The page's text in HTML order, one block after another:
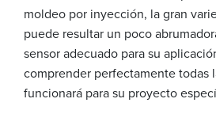
moldeo por inyección, la gran
puede resultar un poco
sensor adecuado para su
comprender perfectamente todas
funcionará para su proyecto